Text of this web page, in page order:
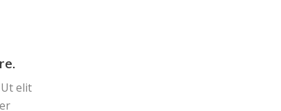
elit